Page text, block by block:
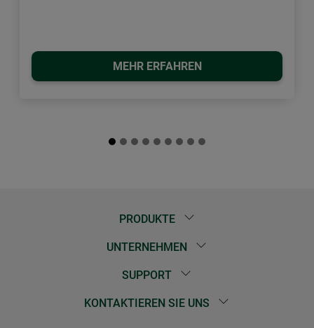
MEHR ERFAHREN
PRODUKTE
UNTERNEHMEN
SUPPORT
KONTAKTIEREN SIE UNS